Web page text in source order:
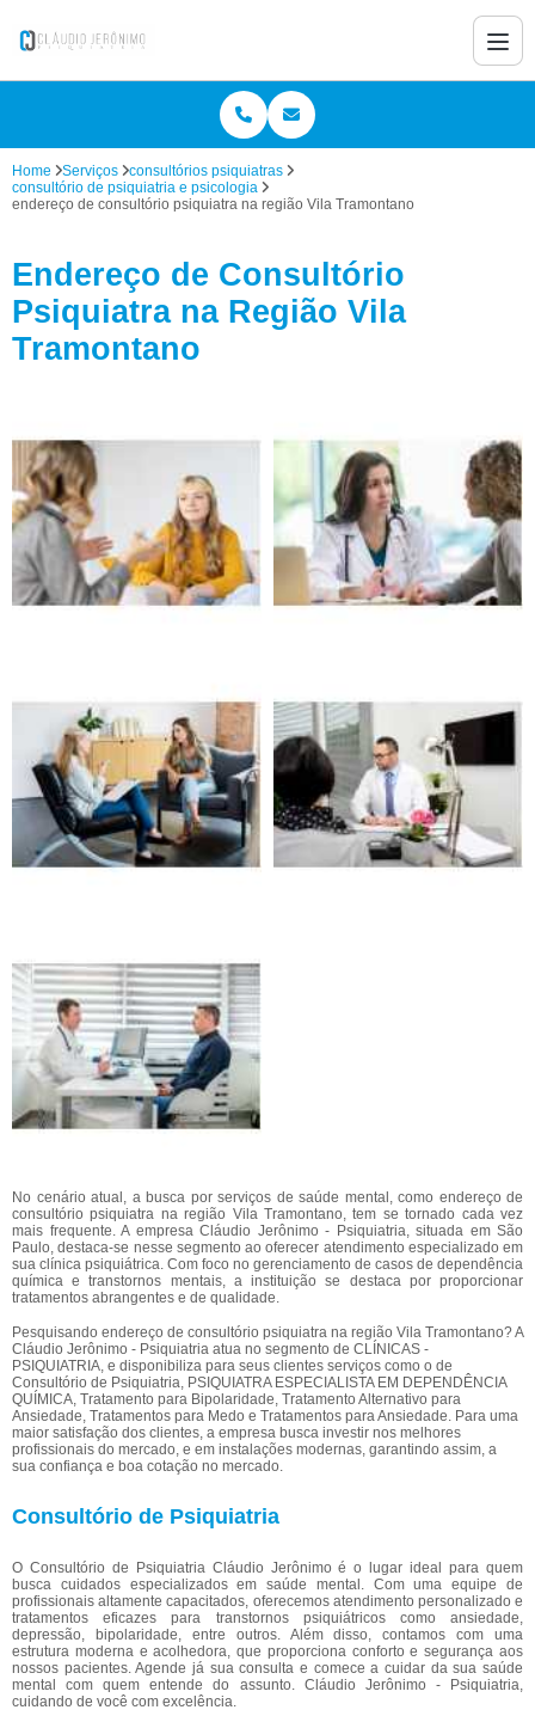
Home Serviços
consultórios psiquiatras
consultório de psiquiatria e psicologia
endereço de consultório psiquiatra na região Vila Tramontano
Endereço de Consultório
Psiquiatra na Região Vila
Tramontano
No cenário atual, a busca por serviços de saúde mental, como endereço de
consultório psiquiatra na região Vila Tramontano, tem se tornado cada vez
mais frequente. A empresa Cláudio Jerônimo - Psiquiatria, situada em São
Paulo, destaca-se nesse segmento ao oferecer atendimento especializado em
sua clínica psiquiátrica. Com foco no gerenciamento de casos de dependência
química e transtornos mentais, a instituição se destaca por proporcionar
tratamentos abrangentes e de qualidade.
Pesquisando endereço de consultório psiquiatra na região Vila Tramontano? A
Cláudio Jerônimo - Psiquiatria atua no segmento de CLÍNICAS -
PSIQUIATRIA, e disponibiliza para seus clientes serviços como o de
Consultório de Psiquiatria, PSIQUIATRA ESPECIALISTA EM DEPENDÊNCIA
QUÍMICA, Tratamento para Bipolaridade, Tratamento Alternativo para
Ansiedade, Tratamentos para Medo e Tratamentos para Ansiedade. Para uma
maior satisfação dos clientes, a empresa busca investir nos melhores
profissionais do mercado, e em instalações modernas, garantindo assim, a
sua confiança e boa cotação no mercado.
Consultório de Psiquiatria
O Consultório de Psiquiatria Cláudio Jerônimo é o lugar ideal para quem
busca cuidados especializados em saúde mental. Com uma equipe de
profissionais altamente capacitados, oferecemos atendimento personalizado e
tratamentos eficazes para transtornos psiquiátricos como ansiedade,
depressão, bipolaridade, entre outros. Além disso, contamos com uma
estrutura moderna e acolhedora, que proporciona conforto e segurança aos
nossos pacientes. Agende já sua consulta e comece a cuidar da sua saúde
mental com quem entende do assunto. Cláudio Jerônimo - Psiquiatria,
cuidando de você com excelência.